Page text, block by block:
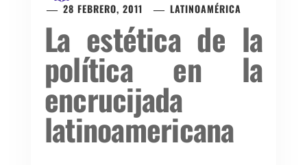
28 FEBRERO, 2011
LATINOAMÉRICA
La estética de la
política en la
encrucijada
latinoamericana